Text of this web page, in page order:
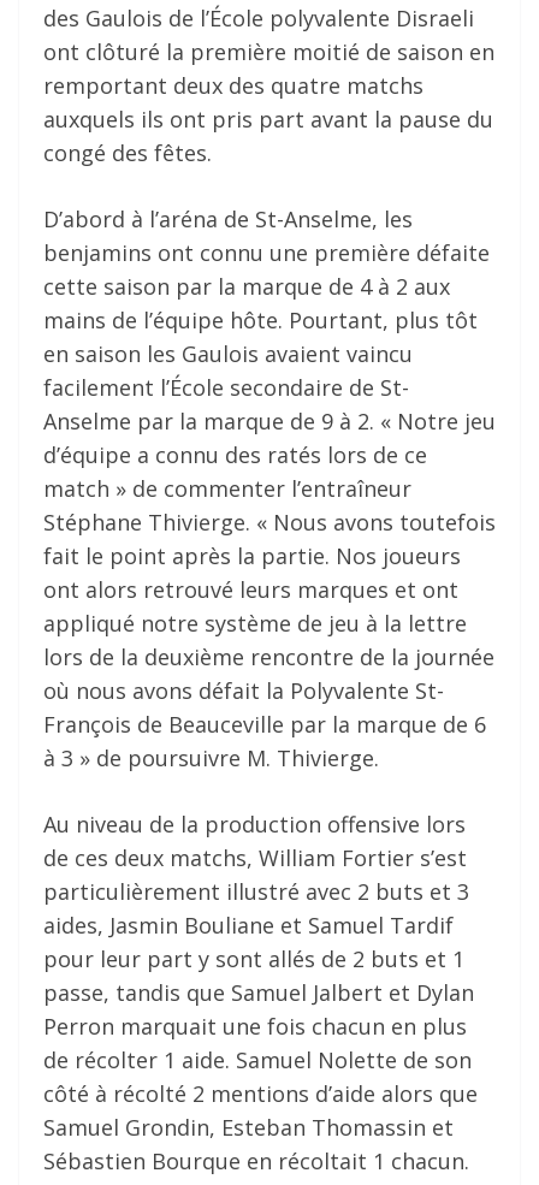
des Gaulois de l’École polyvalente Disraeli
ont clôturé la première moitié de saison en
remportant deux des quatre matchs
auxquels ils ont pris part avant la pause du
congé des fêtes.
D’abord à l’aréna de St-Anselme, les
benjamins ont connu une première défaite
cette saison par la marque de 4 à 2 aux
mains de l’équipe hôte. Pourtant, plus tôt
en saison les Gaulois avaient vaincu
facilement l’École secondaire de St-
Anselme par la marque de 9 à 2. « Notre jeu
d’équipe a connu des ratés lors de ce
match » de commenter l’entraîneur
Stéphane Thivierge. « Nous avons toutefois
fait le point après la partie. Nos joueurs
ont alors retrouvé leurs marques et ont
appliqué notre système de jeu à la lettre
lors de la deuxième rencontre de la journée
où nous avons défait la Polyvalente St-
François de Beauceville par la marque de 6
à 3 » de poursuivre M. Thivierge.
Au niveau de la production offensive lors
de ces deux matchs, William Fortier s’est
particulièrement illustré avec 2 buts et 3
aides, Jasmin Bouliane et Samuel Tardif
pour leur part y sont allés de 2 buts et 1
passe, tandis que Samuel Jalbert et Dylan
Perron marquait une fois chacun en plus
de récolter 1 aide. Samuel Nolette de son
côté à récolté 2 mentions d’aide alors que
Samuel Grondin, Esteban Thomassin et
Sébastien Bourque en récoltait 1 chacun.